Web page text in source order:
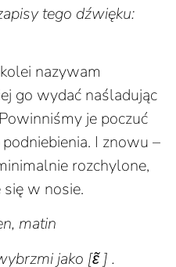
tego dźwięku:
nazywam
go wydać naśladując
Powinniśmy je poczuć
I znowu –
rozchylone,
w nosie.
matin
jako [ɛ̃ ] .